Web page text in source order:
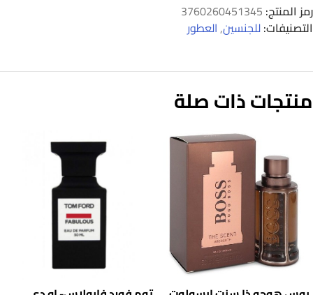
رمز المنتج: 3760260451345
التصنيفات:للجنسين,العطور
منتجات ذات صلة